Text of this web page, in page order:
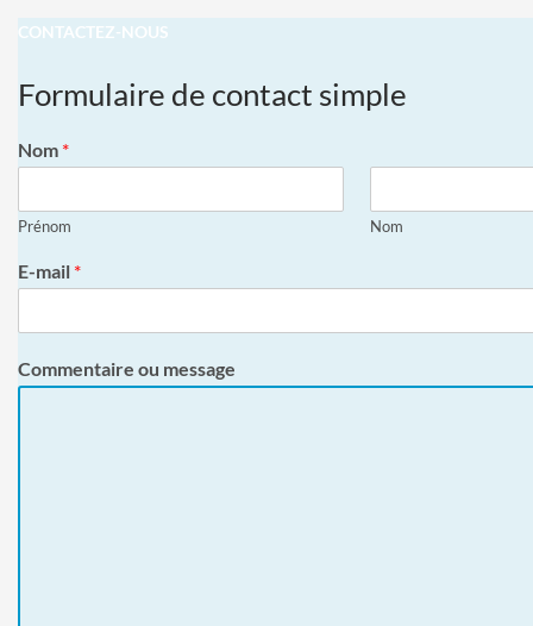
CONTACTEZ-NOUS
Formulaire de contact simple
Nom *
Prénom Nom
E-mail *
Commentaire ou message